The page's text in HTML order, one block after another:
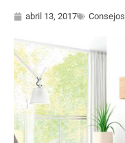
abril 13, 2017 Consejos